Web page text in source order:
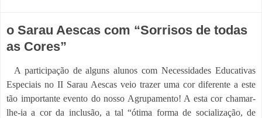
o Sarau Aescas com “Sorrisos de todas
as Cores”
A participação de alguns alunos com Necessidades Educativas
Especiais no II Sarau Aescas veio trazer uma cor diferente a este
tão importante evento do nosso Agrupamento! A esta cor chamar-
lhe-ia a cor da inclusão, a tal “ótima forma de socialização, de